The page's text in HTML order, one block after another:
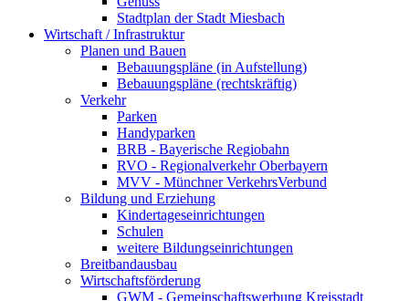
Stadtplan der Stadt Miesbach
Wirtschaft / Infrastruktur
Planen und Bauen
Bebauungspläne (in Aufstellung)
Bebauungspläne (rechtskräftig)
Verkehr
Parken
Handyparken
BRB - Bayerische Regiobahn
RVO - Regionalverkehr Oberbayern
MVV - Münchner VerkehrsVerbund
Bildung und Erziehung
Kindertageseinrichtungen
Schulen
weitere Bildungseinrichtungen
Breitbandausbau
Wirtschaftsförderung
GWM - Gemeinschaftswerbung Kreisstadt